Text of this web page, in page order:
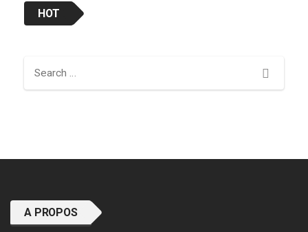
HOT
Search
A PROPOS